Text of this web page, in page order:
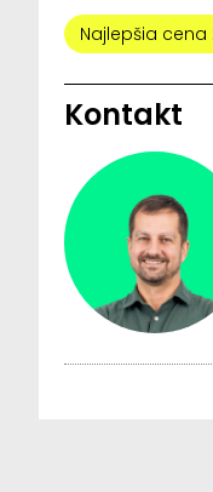
Najlepšia cena
Kontakt